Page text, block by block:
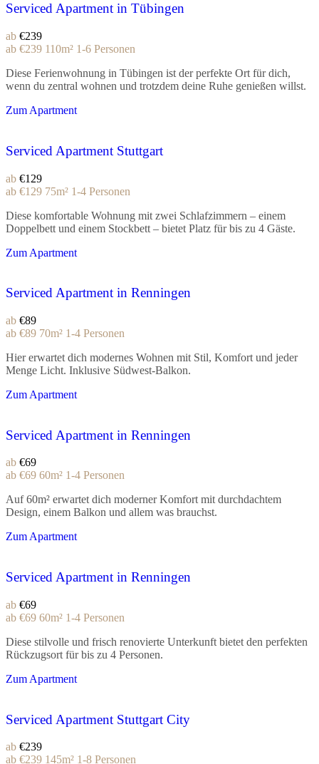
Serviced Apartment in Tübingen
ab €239
ab €239 110m² 1-6 Personen
Diese Ferienwohnung in Tübingen ist der perfekte Ort für dich,
wenn du zentral wohnen und trotzdem deine Ruhe genießen willst.
Zum Apartment
Serviced Apartment Stuttgart
ab €129
ab €129 75m² 1-4 Personen
Diese komfortable Wohnung mit zwei Schlafzimmern – einem
Doppelbett und einem Stockbett – bietet Platz für bis zu 4 Gäste.
Zum Apartment
Serviced Apartment in Renningen
ab €89
ab €89 70m² 1-4 Personen
Hier erwartet dich modernes Wohnen mit Stil, Komfort und jeder
Menge Licht. Inklusive Südwest-Balkon.
Zum Apartment
Serviced Apartment in Renningen
ab €69
ab €69 60m² 1-4 Personen
Auf 60m² erwartet dich moderner Komfort mit durchdachtem
Design, einem Balkon und allem was brauchst.
Zum Apartment
Serviced Apartment in Renningen
ab €69
ab €69 60m² 1-4 Personen
Diese stilvolle und frisch renovierte Unterkunft bietet den perfekten
Rückzugsort für bis zu 4 Personen.
Zum Apartment
Serviced Apartment Stuttgart City
ab €239
ab €239 145m² 1-8 Personen